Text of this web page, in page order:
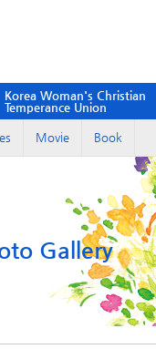
Korea Woman's Christian
Temperance Union
Movie Book
Gallery